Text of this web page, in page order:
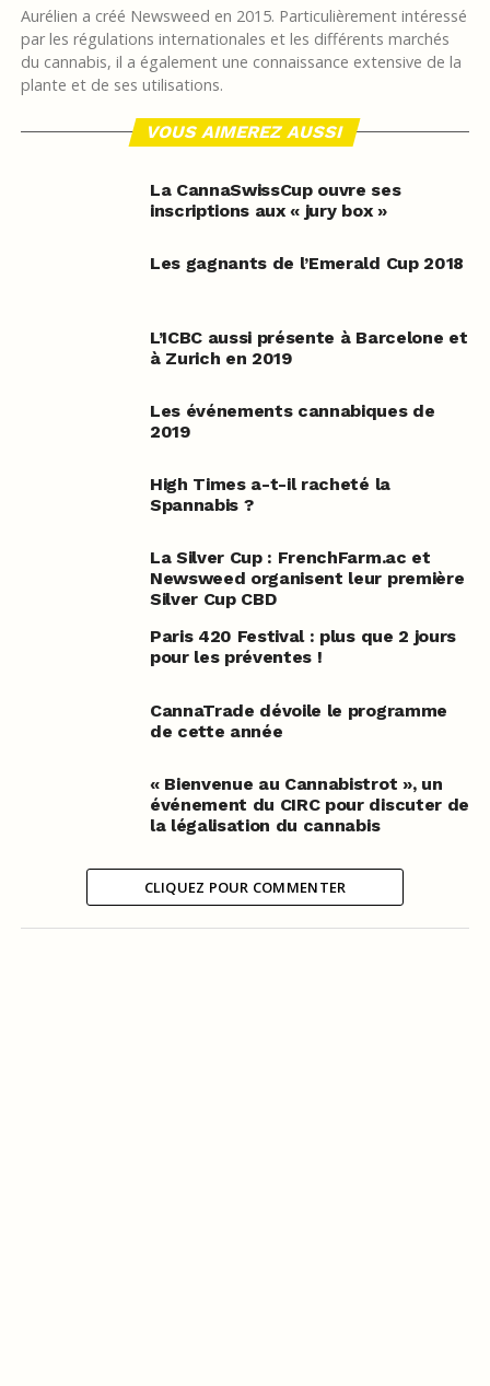
Aurélien a créé Newsweed en 2015. Particulièrement intéressé
par les régulations internationales et les différents marchés
du cannabis, il a également une connaissance extensive de la
plante et de ses utilisations.
VOUS AIMEREZ AUSSI
La CannaSwissCup ouvre ses
inscriptions aux « jury box »
Les gagnants de l’Emerald Cup 2018
L’ICBC aussi présente à Barcelone et
à Zurich en 2019
Les événements cannabiques de
2019
High Times a-t-il racheté la
Spannabis ?
La Silver Cup : FrenchFarm.ac et
Newsweed organisent leur première
Silver Cup CBD
Paris 420 Festival : plus que 2 jours
pour les préventes !
CannaTrade dévoile le programme
de cette année
« Bienvenue au Cannabistrot », un
événement du CIRC pour discuter de
la légalisation du cannabis
CLIQUEZ POUR COMMENTER